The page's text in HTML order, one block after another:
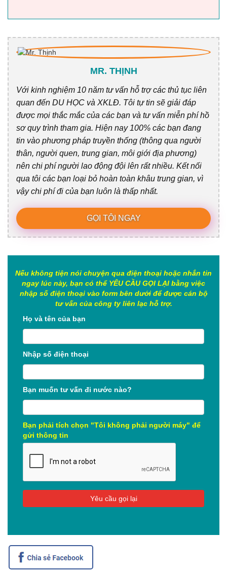
MR. THỊNH
Với kinh nghiệm 10 năm tư vấn hỗ trợ các thủ tục liên
quan đến DU HỌC và XKLĐ. Tôi tự tin sẽ giải đáp
được mọi thắc mắc của các bạn và tư vấn miễn phí hồ
sơ quy trình tham gia. Hiện nay 100% các bạn đang
tin vào phương pháp truyền thống (thông qua người
thân, người quen, trung gian, môi giới địa phương)
nên chi phí người lao động đội lên rất nhiều. Kết nối
qua tôi các bạn loại bỏ hoàn toàn khâu trung gian, vì
vậy chi phí đi của bạn luôn là thấp nhất.
GỌI TÔI NGAY
Nếu không tiện nói chuyện qua điện thoại hoặc nhắn tin
ngay lúc này, bạn có thể YÊU CẦU GỌI LẠI bằng việc
nhập số điện thoại vào form bên dưới để được cán bộ
tư vấn của công ty liên lạc hỗ trợ.
Họ và tên của bạn
Nhập số điện thoại
Bạn muốn tư vấn đi nước nào?
Bạn phải tích chọn "Tôi không phải người máy" để
gửi thông tin